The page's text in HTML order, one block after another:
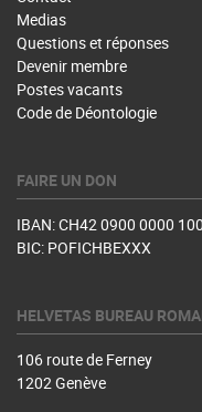
Medias
Questions et réponses
Devenir membre
Postes vacants
Code de Déontologie
FAIRE UN DON
IBAN: CH42 0900 0000
BIC: POFICHBEXXX
HELVETAS BUREAU
106 route de Ferney
1202 Genève